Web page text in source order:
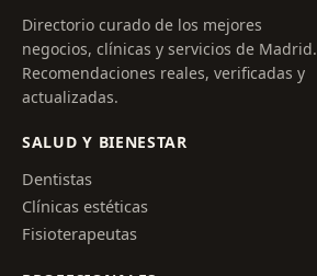
Directorio curado de los mejores
negocios, clínicas y servicios de Madrid.
Recomendaciones reales, verificadas y
actualizadas.
SALUD Y BIENESTAR
Dentistas
Clínicas estéticas
Fisioterapeutas